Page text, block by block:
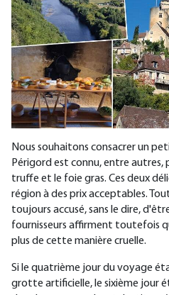
Nous souhaitons consacrer un
Périgord est connu, entre autres,
truffe et le foie gras. Ces deux
région à des prix acceptables.
toujours accusé, sans le dire,
fournisseurs affirment toutefois
plus de cette manière cruelle.
Si le quatrième jour du voyage
grotte artificielle, le sixième jour